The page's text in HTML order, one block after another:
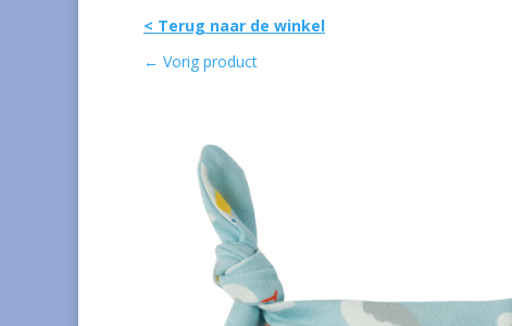
< Terug naar de winkel
← Vorig product